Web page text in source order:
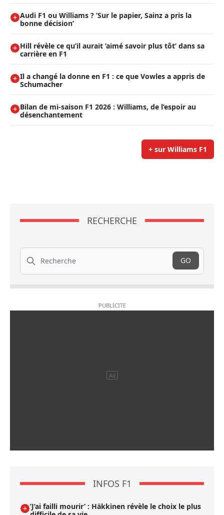
Audi F1 ou Williams ? ’Sur le papier, Sainz a pris la
bonne décision’
Hill révèle ce qu’il aurait ’aimé savoir plus tôt’ dans sa
carrière en F1
Il a changé la donne en F1 : ce que Vowles a appris de
Schumacher
Bilan de mi-saison F1 2026 : Williams, de l’espoir au
désenchantement
+ sur Williams F1
RECHERCHE
Recherche
GO
INFOS F1
’J’ai failli mourir’ : Häkkinen révèle le choix le plus